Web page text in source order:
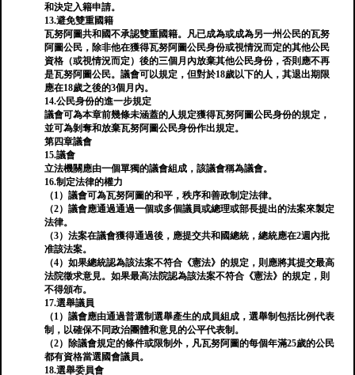
和決定入籍申請。
13.避免雙重國籍
瓦努阿圖共和國不承認雙重國籍。凡已成為或成為另一州公民的瓦努
阿圖公民，除非他在獲得瓦努阿圖公民身份或視情況而定的其他公民
資格（或視情況而定）後的三個月內放棄其他公民身份，否則應不再
是瓦努阿圖公民。議會可以規定，但對於18歲以下的人，其退出期限
應在18歲之後的3個月內。
14.公民身份的進一步規定
議會可為本章前幾條未涵蓋的人規定獲得瓦努阿圖公民身份的規定，
並可為剝奪和放棄瓦努阿圖公民身份作出規定。
第四章議會
15.議會
立法機關應由一個單獨的議會組成，該議會稱為議會。
16.制定法律的權力
（1）議會可為瓦努阿圖的和平，秩序和善政制定法律。
（2）議會應通過通過一個或多個議員或總理或部長提出的法案來製定
法律。
（3）法案在議會獲得通過後，應提交共和國總統，總統應在2週內批
准該法案。
（4）如果總統認為該法案不符合《憲法》的規定，則應將其提交最高
法院徵求意見。如果最高法院認為該法案不符合《憲法》的規定，則
不得頒布。
17.選舉議員
（1）議會應由通過普選制選舉產生的成員組成，選舉制包括比例代表
制，以確保不同政治團體和意見的公平代表制。
（2）除議會規定的條件或限制外，凡瓦努阿圖的每個年滿25歲的公民
都有資格當選國會議員。
18.選舉委員會